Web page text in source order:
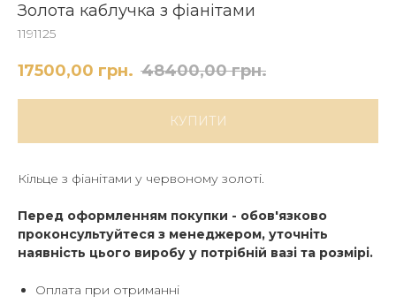
Золота каблучка з фіанітами
1191125
17500,00 грн. 48400,00 грн.
КУПИТИ
Кільце з фіанітами у червоному золоті.
Перед оформленням покупки - обов'язково
проконсультуйтеся з менеджером, уточніть
наявність цього виробу у потрібній вазі та розмірі.
Оплата при отриманні